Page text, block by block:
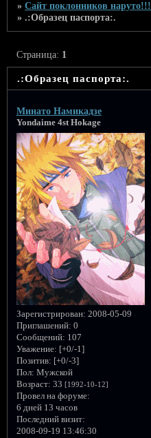
»Сайт поклонников наруто!!!
».:Образец паспорта:.
.:Образец паспорта:.
Страница: 1
Минато Намикадзе
Yondaime 4st Hokage
Зарегистрирован: 2008-05-09
Приглашений: 0
Сообщений: 107
Уважение: [+0/-1]
Позитив: [+0/-3]
Пол: Мужской
Возраст: 33 [1992-10-12]
Провел на форуме:
6 дней 13 часов
Последний визит:
2008-09-19 13:46:30